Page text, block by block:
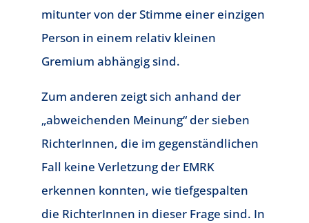
mitunter von der Stimme einer einzigen
Person in einem relativ kleinen
Gremium abhängig sind.
Zum anderen zeigt sich anhand der
„abweichenden Meinung“ der sieben
RichterInnen, die im gegenständlichen
Fall keine Verletzung der EMRK
erkennen konnten, wie tiefgespalten
die RichterInnen in dieser Frage sind. In